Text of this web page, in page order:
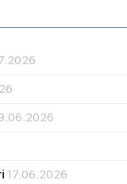
17.06.2026